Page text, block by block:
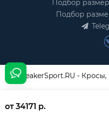
от 34171 р.
Подбор
Подбор
USneakerSport.RU -